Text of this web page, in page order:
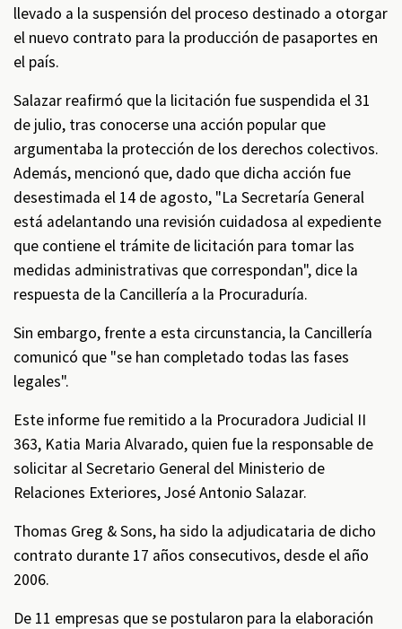
llevado a la suspensión del proceso destinado a otorgar
el nuevo contrato para la producción de pasaportes en
el país.
Salazar reafirmó que la licitación fue suspendida el 31
de julio, tras conocerse una acción popular que
argumentaba la protección de los derechos colectivos.
Además, mencionó que, dado que dicha acción fue
desestimada el 14 de agosto, "La Secretaría General
está adelantando una revisión cuidadosa al expediente
que contiene el trámite de licitación para tomar las
medidas administrativas que correspondan", dice la
respuesta de la Cancillería a la Procuraduría.
Sin embargo, frente a esta circunstancia, la Cancillería
comunicó que "se han completado todas las fases
legales".
Este informe fue remitido a la Procuradora Judicial II
363, Katia Maria Alvarado, quien fue la responsable de
solicitar al Secretario General del Ministerio de
Relaciones Exteriores, José Antonio Salazar.
Thomas Greg & Sons, ha sido la adjudicataria de dicho
contrato durante 17 años consecutivos, desde el año
2006.
De 11 empresas que se postularon para la elaboración